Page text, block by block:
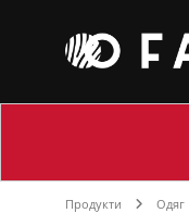
Продукти Одяг